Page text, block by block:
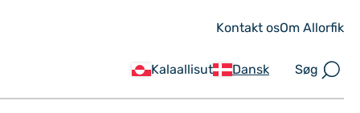
Kalaallisut Dansk Søg
Kontakt osOm Allorfik